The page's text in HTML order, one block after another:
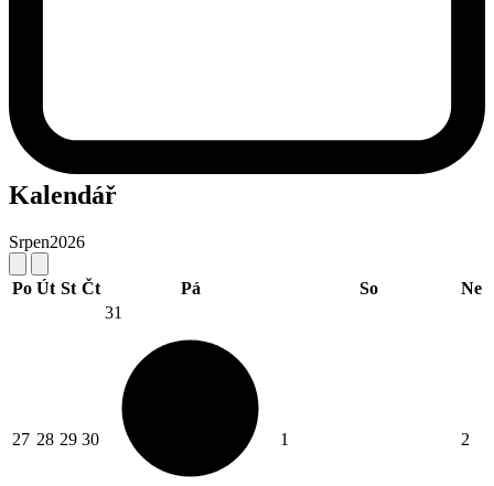
Kalendář
Srpen2026
Po Út St Čt Pá So Ne
27 28 29 30
31
1 2